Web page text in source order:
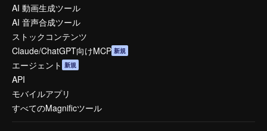
AI 動画生成ツール
AI 音声合成ツール
ストックコンテンツ
Claude/ChatGPT向けMCP 新規
エージェント 新規
API
モバイルアプリ
すべてのMagnificツール